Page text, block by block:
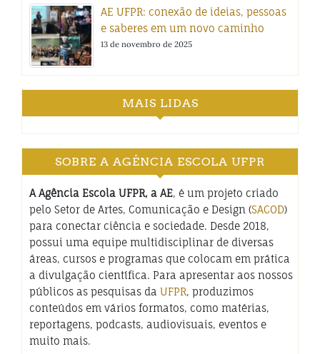
AE UFPR: conexão de ideias, pessoas
e saberes em um novo caminho
13 de novembro de 2025
MAIS LIDAS
SOBRE A AGÊNCIA ESCOLA UFPR
A Agência Escola UFPR, a AE, é um projeto criado
pelo Setor de Artes, Comunicação e Design (SACOD)
para conectar ciência e sociedade. Desde 2018,
possui uma equipe multidisciplinar de diversas
áreas, cursos e programas que colocam em prática
a divulgação científica. Para apresentar aos nossos
públicos as pesquisas da UFPR, produzimos
conteúdos em vários formatos, como matérias,
reportagens, podcasts, audiovisuais, eventos e
muito mais.